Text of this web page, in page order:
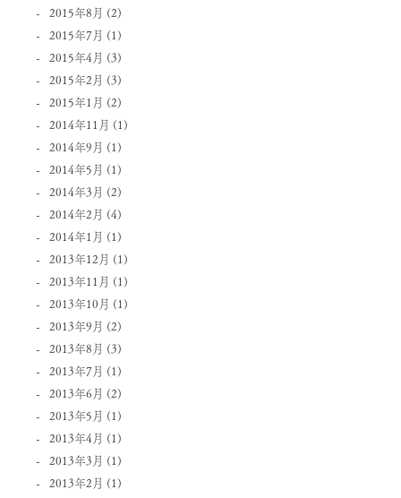
2015年8月 (2)
2015年7月 (1)
2015年4月 (3)
2015年2月 (3)
2015年1月 (2)
2014年11月 (1)
2014年9月 (1)
2014年5月 (1)
2014年3月 (2)
2014年2月 (4)
2014年1月 (1)
2013年12月 (1)
2013年11月 (1)
2013年10月 (1)
2013年9月 (2)
2013年8月 (3)
2013年7月 (1)
2013年6月 (2)
2013年5月 (1)
2013年4月 (1)
2013年3月 (1)
2013年2月 (1)